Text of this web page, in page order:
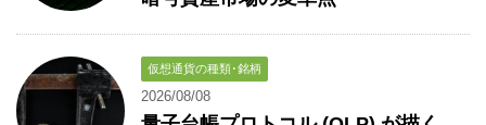
仮想通貨の種類･銘柄
2026/08/08